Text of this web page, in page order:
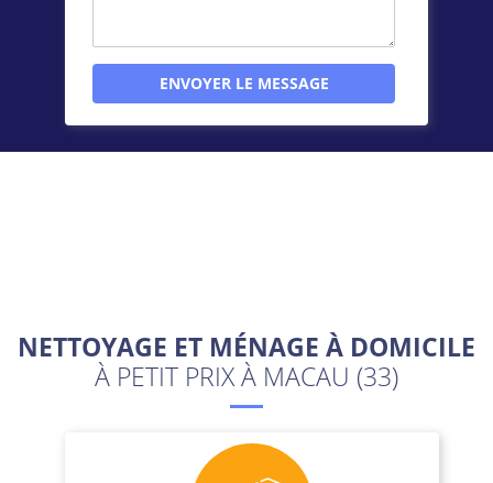
NETTOYAGE ET MÉNAGE À DOMICILE
À PETIT PRIX À MACAU (33)